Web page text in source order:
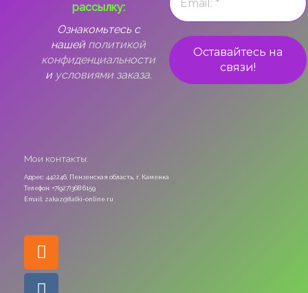
рассылку:
Ознакомьтесь с
нашей политикой
конфиденциальности
и условиями заказа.
Мои контакты:
Адрес: 442246, Пензенская область, г. Каменка
Телефон: +7(927)368 6159
Email: zakaz@fialki-online.ru
Odnoklassniki
Vk
Instagram
Viber
Whatsapp